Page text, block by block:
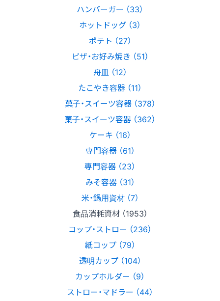
ハンバーガー （33）
ホットドッグ （3）
ポテト （27）
ピザ・お好み焼き （51）
舟皿 （12）
たこやき容器 （11）
菓子・スイーツ容器 （378）
菓子・スイーツ容器 （362）
ケーキ （16）
専門容器 （61）
専門容器 （23）
みそ容器 （31）
米・鍋用資材 （7）
食品消耗資材 （1953）
コップ・ストロー （236）
紙コップ （79）
透明カップ （104）
カップホルダー （9）
ストロー・マドラー （44）